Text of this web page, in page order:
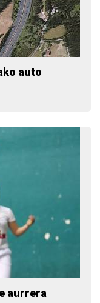
auto
aurrera